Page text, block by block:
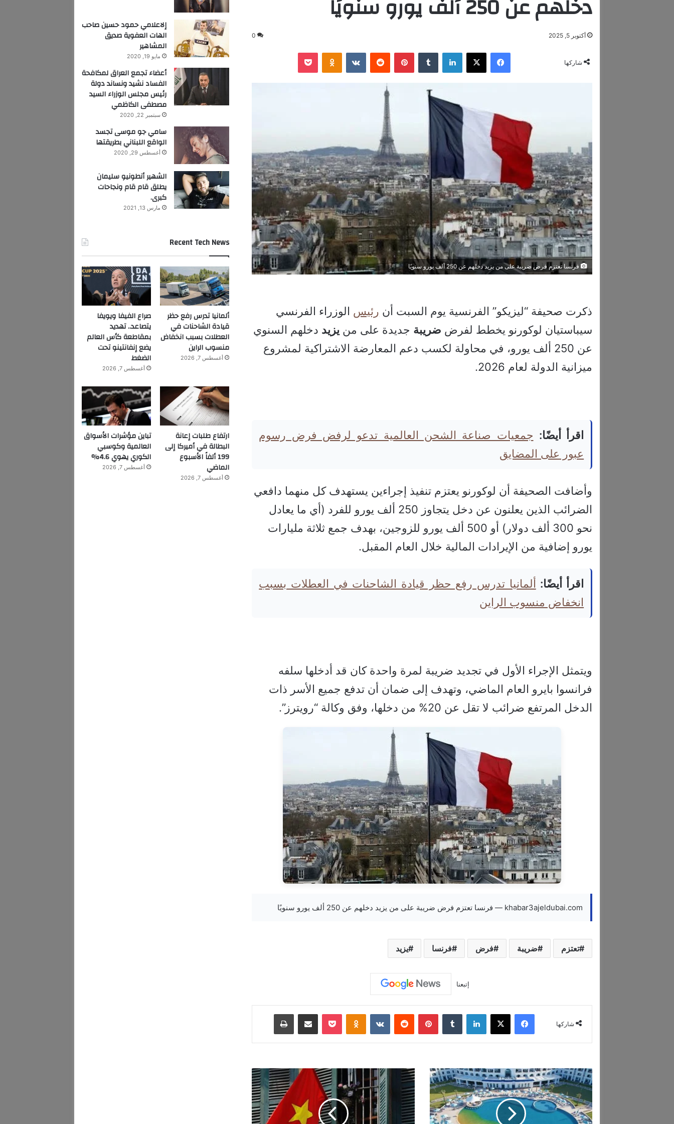
دخلهم عن 250 ألف يورو سنويًا
أكتوبر 5, 2025 0
شاركها
فيسبوك ‫X لينكدإن ‏Tumblr بينتيريست ‏Reddit
‏VKontakte
Odnoklassniki
‫Pocket
فرنسا تعتزم فرض ضريبة على من يزيد دخلهم عن 250 ألف يورو سنويًا
ذكرت صحيفة “ليزيكو” الفرنسية يوم السبت أن رئيس الوزراء الفرنسي
سيباستيان لوكورنو يخطط لفرض ضريبة جديدة على من يزيد دخلهم السنوي
عن 250 ألف يورو، في محاولة لكسب دعم المعارضة الاشتراكية لمشروع
ميزانية الدولة لعام 2026.
اقرأ أيضًا: جمعيات صناعة الشحن العالمية تدعو لرفض فرض رسوم
عبور على المضايق
وأضافت الصحيفة أن لوكورنو يعتزم تنفيذ إجراءين يستهدف كل منهما دافعي
الضرائب الذين يعلنون عن دخل يتجاوز 250 ألف يورو للفرد (أي ما يعادل
نحو 300 ألف دولار) أو 500 ألف يورو للزوجين، بهدف جمع ثلاثة مليارات
يورو إضافية من الإيرادات المالية خلال العام المقبل.
اقرأ أيضًا: ألمانيا تدرس رفع حظر قيادة الشاحنات في العطلات بسبب
انخفاض منسوب الراين
ويتمثل الإجراء الأول في تجديد ضريبة لمرة واحدة كان قد أدخلها سلفه
فرانسوا بايرو العام الماضي، وتهدف إلى ضمان أن تدفع جميع الأسر ذات
الدخل المرتفع ضرائب لا تقل عن 20% من دخلها، وفق وكالة “رويترز”.
khabar3ajeldubai.com — فرنسا تعتزم فرض ضريبة على من يزيد دخلهم عن 250 ألف يورو سنويًا
تعتزم ضريبة فرض فرنسا يزيد
إتبعنا
شاركها
فيسبوك ‫X لينكدإن ‏Tumblr بينتيريست ‏Reddit
‏VKontakte
Odnoklassniki
‫Pocket مشاركة عبر البريد طباعة
ف
ن
ق
ج
ف
ي
ت
ن
ا
إلاعلامي حمود حسين صاحب
الهات العفوية صديق
المشاهير
مايو 19, 2020
أعضاء تجمع العراق لمكافحة
الفساد نشيد ونساند دولة
رئيس مجلس الوزراء السيد
مصطفى الكاظمي
سبتمبر 22, 2020
سامي جو موسى تجسد
الواقع اللبناني بطريقتها
أغسطس 29, 2020
الشهير أنطونيو سليمان
يطلق قام قام ونجاحات
كبرى.
مارس 13, 2021
Recent Tech News
ألمانيا تدرس رفع حظر
قيادة الشاحنات في
العطلات بسبب انخفاض
منسوب الراين
أغسطس 7, 2026
صراع الفيفا ويويفا
يتصاعد.. تهديد
بمقاطعة كأس العالم
يضع إنفانتينو تحت
الضغط
أغسطس 7, 2026
ارتفاع طلبات إعانة
البطالة في أميركا إلى
199 ألفاً الأسبوع
الماضي
أغسطس 7, 2026
تباين مؤشرات الأسواق
العالمية وكوسبي
الكوري يهوي 4.6%
أغسطس 7, 2026